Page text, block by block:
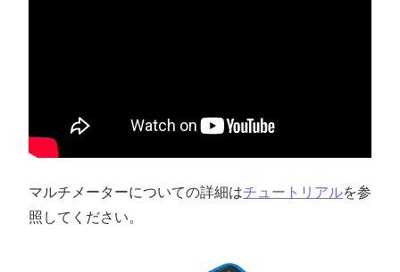
マルチメーターについての詳細はチュートリアルを参
照してください。